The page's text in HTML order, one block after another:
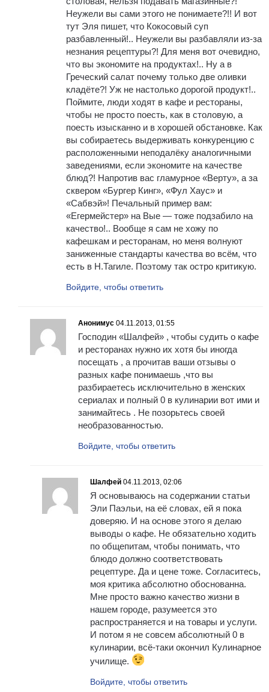
Неужели вы сами этого не понимаете?!! И вот
тут Эля пишет, что Кокосовый суп
разбавленный!.. Неужели вы разбавляли из-за
незнания рецептуры?! Для меня вот очевидно,
что вы экономите на продуктах!.. Ну а в
Греческий салат почему только две оливки
кладёте?! Уж не настолько дорогой продукт!..
Поймите, люди ходят в кафе и рестораны,
чтобы не просто поесть, как в столовую, а
поесть изысканно и в хорошей обстановке. Как
вы собираетесь выдерживать конкуренцию с
расположенными неподалёку аналогичными
заведениями, если экономите на качестве
блюд?! Напротив вас гламурное «Верту», а за
сквером «Бургер Кинг», «Фул Хаус» и
«Сабвэй»! Печальный пример вам:
«Егермейстер» на Вые — тоже подзабило на
качество!.. Вообще я сам не хожу по
кафешкам и ресторанам, но меня волнуют
заниженные стандарты качества во всём, что
есть в Н.Тагиле. Поэтому так остро критикую.
Войдите, чтобы ответить
Анонимус 04.11.2013, 01:55
Господин «Шалфей» , чтобы судить о кафе
и ресторанах нужно их хотя бы иногда
посещать , а прочитав ваши отзывы о
разных кафе понимаешь ,что вы
разбираетесь исключительно в женских
сериалах и полный 0 в кулинарии вот ими и
занимайтесь . Не позорьтесь своей
необразованностью.
Войдите, чтобы ответить
Шалфей 04.11.2013, 02:06
Я основываюсь на содержании статьи
Эли Паэльи, на её словах, ей я пока
доверяю. И на основе этого я делаю
выводы о кафе. Не обязательно ходить
по общепитам, чтобы понимать, что
блюдо должно соответствовать
рецептуре. Да и цене тоже. Согласитесь,
моя критика абсолютно обоснованна.
Мне просто важно качество жизни в
нашем городе, разумеется это
распространяется и на товары и услуги.
И потом я не совсем абсолютный 0 в
кулинарии, всё-таки окончил Кулинарное
училище.
Войдите, чтобы ответить